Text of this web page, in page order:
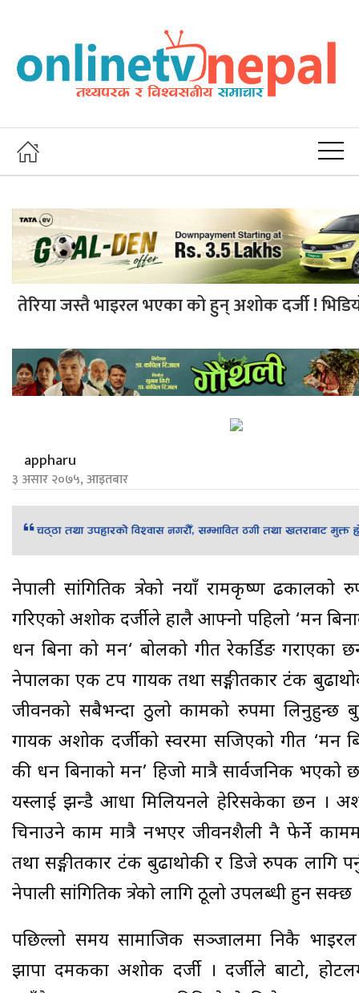
तेरिया जस्तै भाइरल भएका को हुन् अशोक दर्जी !
appharu
३ असार २०७५, आइतबार
नेपाली सांगितिक क्षेत्रको नयाँ रामकृष्ण ढकालको
गरिएको अशोक दर्जीले हालै आफ्नो पहिलो ‘मन
धन बिना को मन‘ बोलको गीत रेकर्डिङ गराएका
नेपालका एक टप गायक तथा सङ्गीतकार टंक
जीवनको सबैभन्दा ठुलो कामको रुपमा लिनुहुन्छ
गायक अशोक दर्जीको स्वरमा सजिएको गीत ‘मन
की धन बिनाको मन’ हिजो मात्रै सार्वजनिक भएको
यस्लाई झन्डै आधा मिलियनले हेरिसकेका छन ।
चिनाउने काम मात्रै नभएर जीवनशैली नै फेर्ने
तथा सङ्गीतकार टंक बुढाथोकी र डिजे रुपक लागि
नेपाली सांगितिक क्षेत्रको लागि ठूलो उपलब्धी हुन सक्छ
पछिल्लो समय सामाजिक सञ्जालमा निकै
झापा दमकका अशोक दर्जी । दर्जीले बाटो,